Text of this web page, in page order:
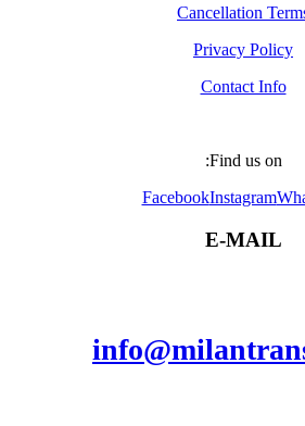
Cancellation
Privacy Policy
Contact Info
Find us on:
FacebookInstagram
E-MAIL